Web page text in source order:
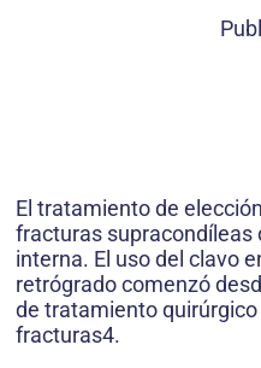
El tratamiento de
fracturas supracondíleas
interna. El uso del clavo
retrógrado comenzó
de tratamiento
fracturas4.